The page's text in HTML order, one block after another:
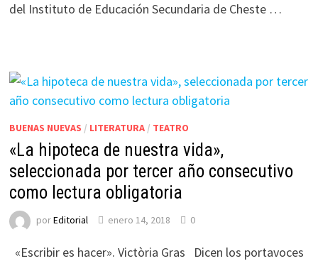
del Instituto de Educación Secundaria de Cheste …
BUENAS NUEVAS / LITERATURA/ TEATRO
«La hipoteca de nuestra vida»,
seleccionada por tercer año consecutivo
como lectura obligatoria
porEditorial enero 14, 2018 0
«Escribir es hacer». Victòria Gras Dicen los portavoces